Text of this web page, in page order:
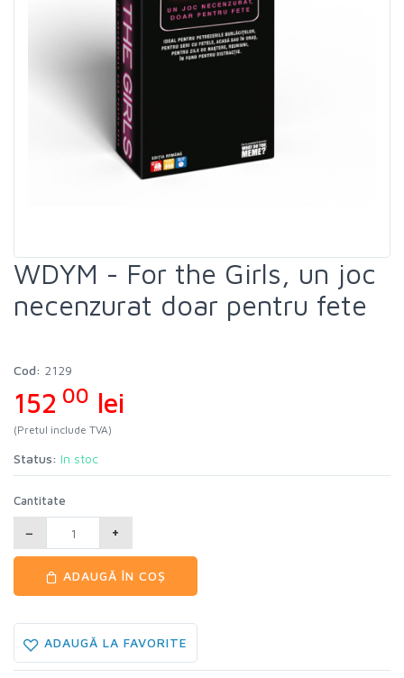
WDYM - For the Girls, un joc
necenzurat doar pentru fete
Cod: 2129
152 00 lei
(Pretul include TVA)
Status: In stoc
Cantitate
− +
ADAUGĂ ÎN COȘ
ADAUGĂ LA FAVORITE